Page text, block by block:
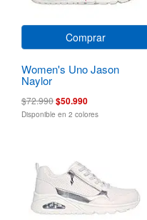
Comprar
Women's Uno Jason
Naylor
$72.990$50.990
Disponible en 2 colores